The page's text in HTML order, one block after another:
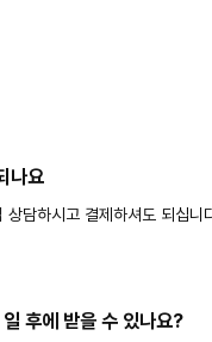
나요
상담하시고 결제하셔도 되십니
후에 받을 수 있나요?